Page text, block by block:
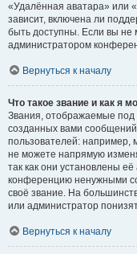
«Удалённая аватара» или
зависит, включена ли
быть доступны. Если вы не
администратором
Вернуться к началу
Что такое звание и как я
Звания, отображаемые
созданных вами
пользователей: например,
не можете напрямую
так как они установлены
конференцию ненужными
своё звание. На
или администратор
Вернуться к началу